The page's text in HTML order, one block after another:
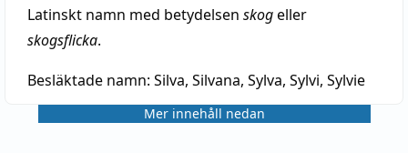
Latinskt namn med betydelsen skogeller
skogsflicka.
Besläktade namn: Silva, Silvana, Sylva, Sylvi, Sylvie
Mer innehåll nedan